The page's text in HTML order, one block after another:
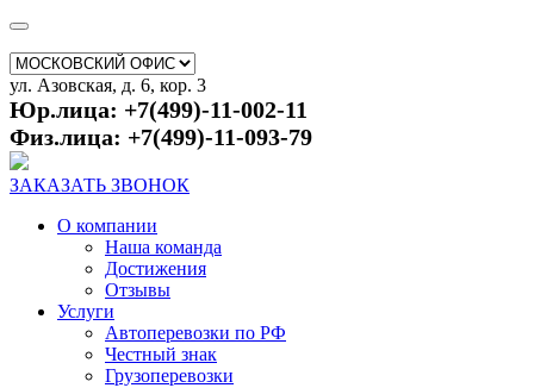
ул. Азовская, д. 6, кор. 3
Юр.лица: +7(499)-11-002-11
Физ.лица: +7(499)-11-093-79
ЗАКАЗАТЬ ЗВОНОК
О компании
Наша команда
Достижения
Отзывы
Услуги
Автоперевозки по РФ
Честный знак
Грузоперевозки